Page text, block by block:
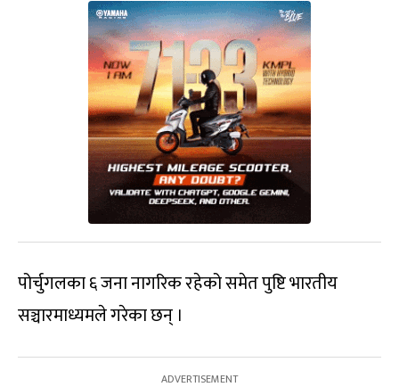
पोर्चुगलका ६ जना नागरिक रहेको समेत पुष्टि भारतीय
सञ्चारमाध्यमले गरेका छन् ।